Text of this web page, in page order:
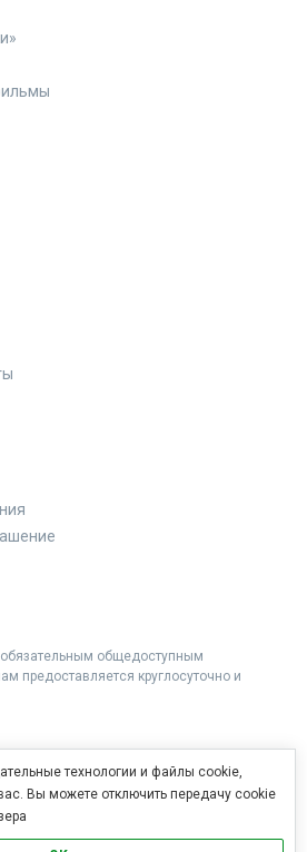
общедоступным
предоставляется круглосуточно и
технологии и файлы cookie,
Вы можете отключить передачу cookie